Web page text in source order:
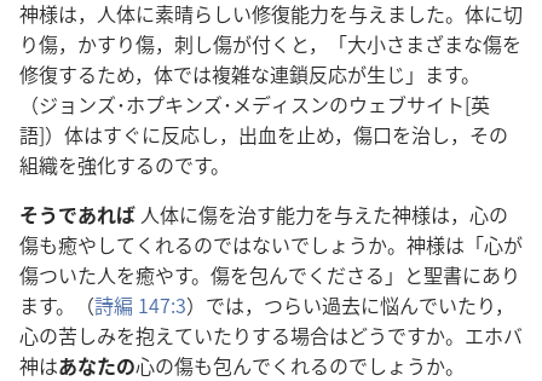
神様は， 人体に素晴らしい修復能力を与えました。 体に切
り傷，かすり傷， 刺し傷が付くと，「大小さまざまな傷を
修復するため， 体では複雑な連鎖反応が生じ」ます。
（ジョンズ･ホプキンズ･メディスンのウェブサイト[英
語]） 体はすぐに反応し， 出血を 止め， 傷口を治し，その
組織を強化するのです。
そうであれば 人体に傷を治す能力を与えた神様は， 心の
傷も癒やしてくれるのではないでしょうか。 神様は「心が
傷ついた人を癒やす。 傷を包んでくださる」と聖書にあり
ます。（詩編 147:3）では，つらい過去に悩んでいたり，
心の苦しみを抱えていたりする場合はどうですか。エホバ
神はあなたの心の傷も包んでくれるのでしょうか。